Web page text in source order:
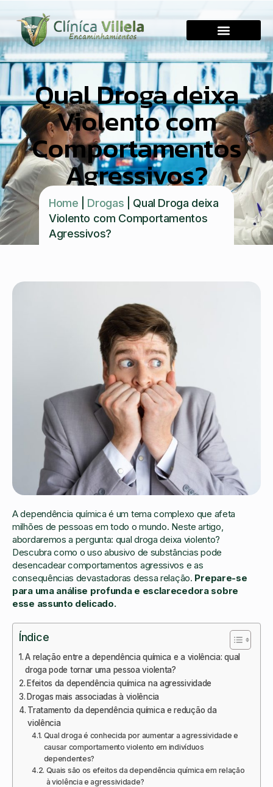
Qual Droga deixa
Violento com
Comportamentos
Agressivos?
Home Drogas
Qual Droga deixa
Violento com Comportamentos
Agressivos?
A dependência química é um tema complexo que afeta
milhões de pessoas em todo o mundo. Neste artigo,
abordaremos a pergunta: qual droga deixa violento?
Descubra como o uso abusivo de substâncias pode
desencadear comportamentos agressivos e as
consequências devastadoras dessa relação. Prepare-se
para uma análise profunda e esclarecedora sobre
esse assunto delicado.
Índice
A relação entre a dependência química e a violência: qual
droga pode tornar uma pessoa violenta?
Efeitos da dependência química na agressividade
Drogas mais associadas à violência
Tratamento da dependência química e redução da
violência
Qual droga é conhecida por aumentar a agressividade e
causar comportamento violento em indivíduos
dependentes?
Quais são os efeitos da dependência química em relação
à violência e agressividade?